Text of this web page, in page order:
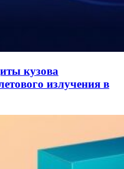
кузова
излучения в